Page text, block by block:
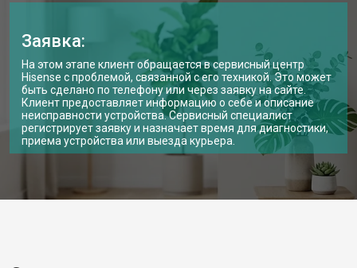
Заявка:
На этом этапе клиент обращается в сервисный центр
Hisense с проблемой, связанной с его техникой. Это может
быть сделано по телефону или через заявку на сайте.
Клиент предоставляет информацию о себе и описание
неисправности устройства. Сервисный специалист
регистрирует заявку и назначает время для диагностики,
приема устройства или выезда курьера.